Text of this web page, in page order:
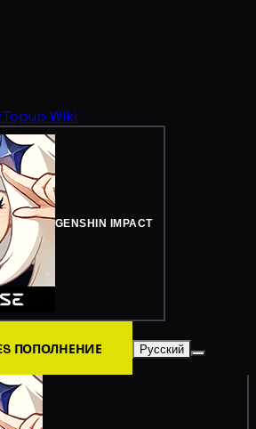
Wiki
GENSHIN IMPACT
ПОПОЛНЕНИЕ Русский